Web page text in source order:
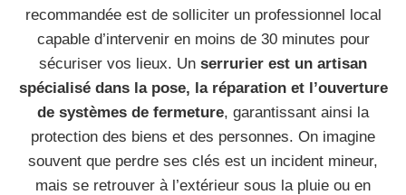
recommandée est de solliciter un professionnel local
capable d’intervenir en moins de 30 minutes pour
sécuriser vos lieux. Un serrurier est un artisan
spécialisé dans la pose, la réparation et l’ouverture
de systèmes de fermeture, garantissant ainsi la
protection des biens et des personnes. On imagine
souvent que perdre ses clés est un incident mineur,
mais se retrouver à l’extérieur sous la pluie ou en